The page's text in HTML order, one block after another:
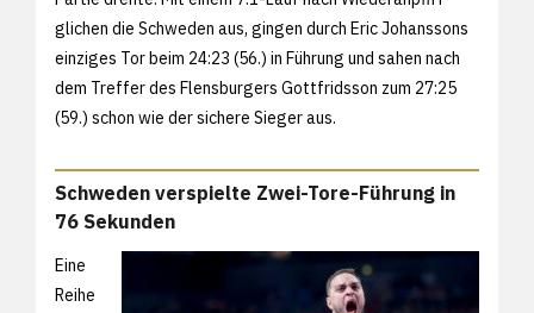
glichen die Schweden aus, gingen durch Eric Johanssons
einziges Tor beim 24:23 (56.) in Führung und sahen nach
dem Treffer des Flensburgers Gottfridsson zum 27:25
(59.) schon wie der sichere Sieger aus.
Schweden verspielte Zwei-Tore-Führung in
76 Sekunden
Eine
Reihe